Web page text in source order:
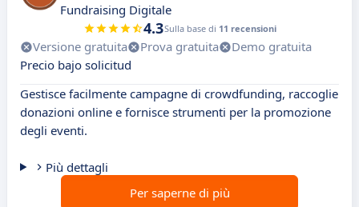
Fundraising Digitale
4.3Sulla base di 11 recensioni
Versione gratuita Prova gratuita
Demo gratuita
Precio bajo solicitud
Gestisce facilmente campagne di crowdfunding, raccoglie
donazioni online e fornisce strumenti per la promozione
degli eventi.
Più dettagli
Per saperne di più